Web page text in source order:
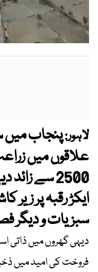
لاہور:پنجاب میں
علاقوں میں
2500 سے
ایکڑ رقبہ پر
سبزیات و دیگر
دیہی گھروں میں ذاتی
فروخت کی امید میں